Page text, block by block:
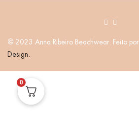
© 2023 Anna Ribeiro Beachwear. Feito por
Design.
0